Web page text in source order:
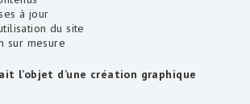
à jour
du site
sur mesure
l’objet d’une création graphique